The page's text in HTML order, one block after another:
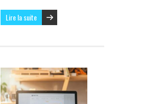
Lire la suite